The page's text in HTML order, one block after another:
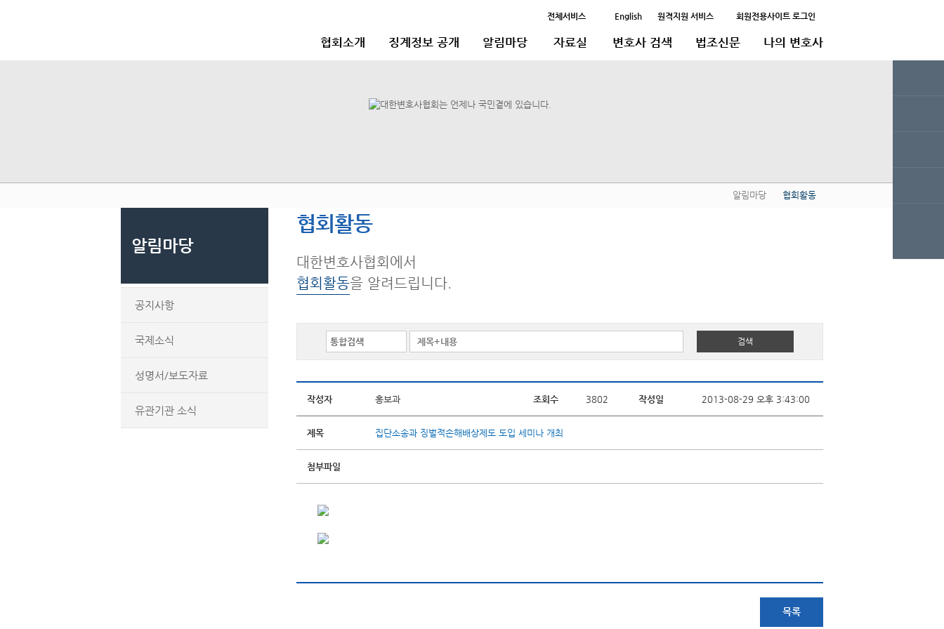
전체서비스 English 원격지원 서비스 회원전용사이트 로그인
협회소개 징계정보 공개 알림마당 자료실 변호사 검색 법조신문 나의 변호사
알림마당 협회활동
알림마당
공지사항
국제소식
성명서/보도자료
유관기관 소식
협회활동
대한변호사협회에서
협회활동을 알려드립니다.
작성자 홍보과 조회수 3802 작성일 2013-08-29 오후 3:43:00
제목 집단소송과 징벌적손해배상제도 도입 세미나 개최
첨부파일
목록